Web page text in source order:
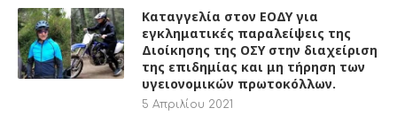
Καταγγελία στον ΕΟΔΥ για
εγκληματικές παραλείψεις της
Διοίκησης της ΟΣΥ στην διαχείριση
της επιδημίας και μη τήρηση των
υγειονομικών πρωτοκόλλων.
5 Απριλίου 2021